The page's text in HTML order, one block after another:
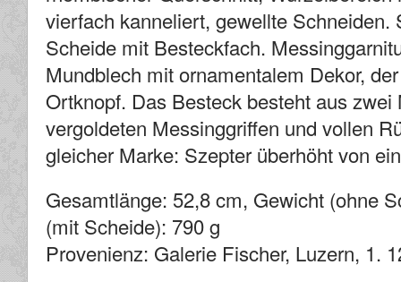
vierfach kanneliert, gewellte Schneiden.
Scheide mit Besteckfach.
Mundblech mit ornamentalem Dekor,
Ortknopf. Das Besteck besteht aus
vergoldeten Messinggriffen und vollen
gleicher Marke: Szepter überhöht von
Gesamtlänge: 52,8 cm, Gewicht (ohne
(mit Scheide): 790 g
Provenienz: Galerie Fischer, Luzern, 1.